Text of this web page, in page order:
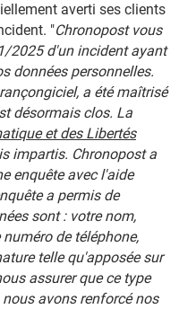
averti ses clients
"Chronopost vous
2025 d'un incident ayant
données personnelles.
a été maîtrisé
désormais clos. La
et des Libertés
impartis. Chronopost a
enquête avec l'aide
a permis de
sont : votre nom,
de téléphone,
telle qu'apposée sur
assurer que ce type
avons renforcé nos